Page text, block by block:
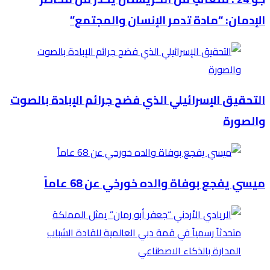
الإدمان: “مادة تدمر الإنسان والمجتمع”
التحقيق الإسرائيلي الذي فضح جرائم الإبادة بالصوت
والصورة
ميسي يفجع بوفاة والده خورخي عن 68 عاماً